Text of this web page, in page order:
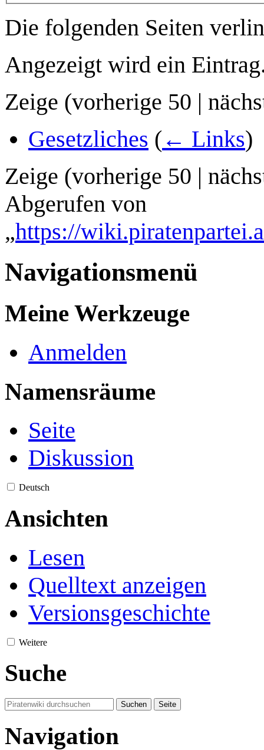
Die folgenden Seiten
Angezeigt wird ein
Zeige (vorherige 50 |
Gesetzliches ( ← Links)
Zeige (vorherige 50 |
Abgerufen von
„https://
Navigationsmenü
Meine Werkzeuge
Anmelden
Namensräume
Seite
Diskussion
Deutsch
Ansichten
Lesen
Quelltext anzeigen
Versionsgeschichte
Weitere
Suche
Navigation